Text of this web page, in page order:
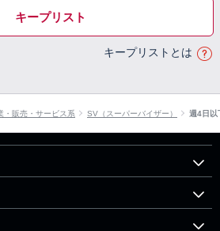
キープリスト
キープリストとは
・販売・サービス系 SV（スーパーバイザー） 週4日以